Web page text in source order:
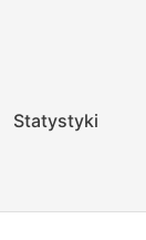
Statystyki